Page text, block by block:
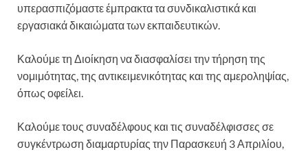
υπερασπιζόμαστε έμπρακτα τα συνδικαλιστικά και
εργασιακά δικαιώματα των εκπαιδευτικών.
Καλούμε τη Διοίκηση να διασφαλίσει την τήρηση της
νομιμότητας, της αντικειμενικότητας και της αμεροληψίας,
όπως οφείλει.
Καλούμε τους συναδέλφους και τις συναδέλφισσες σε
συγκέντρωση διαμαρτυρίας την Παρασκευή 3 Απριλίου,